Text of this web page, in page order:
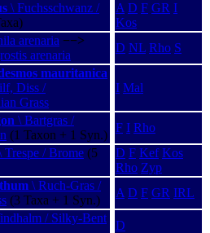
\ Fuchsschwanz /
A D F GR I
Kos
arenaria −−>
arenaria
D NL Rho S
mauritanica
Diss /
Grass
I Mal
\ Bartgras /
(1 Taxon + 1 Syn.)
F I Rho
Trespe / Brome (5
D F Kef Kos
Rho Zyp
\ Ruch-Gras /
(3 Taxa + 1 Syn.)
A D F GR IRL
/ Silky-Bent
D